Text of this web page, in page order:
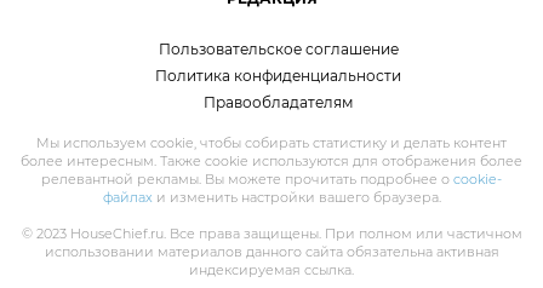
Пользовательское соглашение
Политика конфиденциальности
Правообладателям
Мы используем cookie, чтобы собирать статистику и делать контент
более интересным. Также cookie используются для отображения более
релевантной рекламы. Вы можете прочитать подробнее о cookie-
файлахи изменить настройки вашего браузера.
© 2023 HouseChief.ru. Все права защищены. При полном или частичном
использовании материалов данного сайта обязательна активная
индексируемая ссылка.